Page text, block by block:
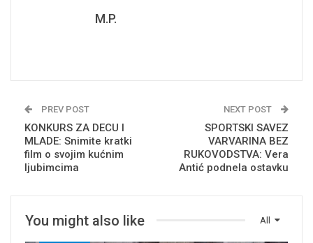
M.P.
PREV POST
KONKURS ZA DECU I
MLADE: Snimite kratki
film o svojim kućnim
ljubimcima
NEXT POST
SPORTSKI SAVEZ
VARVARINA BEZ
RUKOVODSTVA: Vera
Antić podnela ostavku
All
You might also like